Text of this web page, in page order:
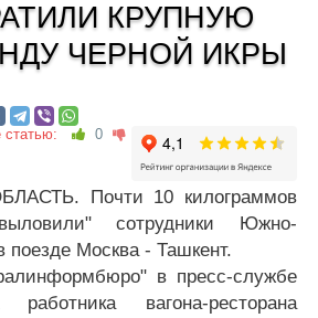
КРУПНУЮ
ЧЕРНОЙ ИКРЫ
статью: 0
Почти 10 килограммов
сотрудники Южно-
поезде Москва - Ташкент.
в пресс-службе
вагона-ресторана